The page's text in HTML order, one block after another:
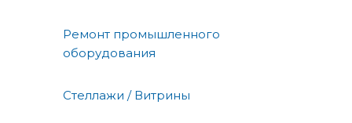
Ремонт промышленного
оборудования
Стеллажи / Витрины